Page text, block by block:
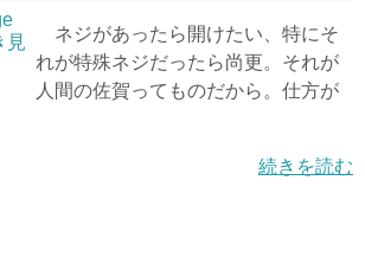
ネジがあったら開けたい、特にそ
れが特殊ネジだったら尚更。それが
人間の佐賀ってものだから。仕方が
続きを読む